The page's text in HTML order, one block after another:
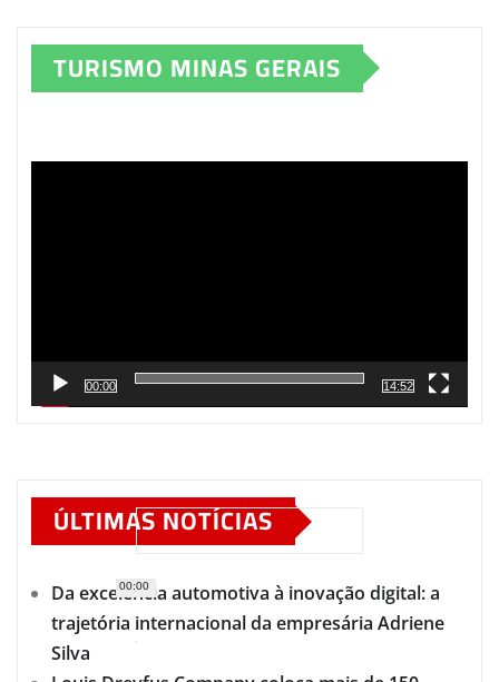
TURISMO MINAS GERAIS
00:00
00:00
14:52
ÚLTIMAS NOTÍCIAS
Da excelência automotiva à inovação digital: a
trajetória internacional da empresária Adriene
Silva